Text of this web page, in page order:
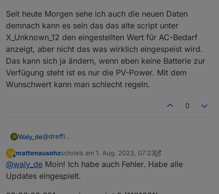
verschluckt sich dann die Logik, da mit alten
Einspeisesollwerten gerechnet wird.
Ich habe derzeit auch im alten Script (0.5.2)
ToHome_Power durch X_Unknown_12 ersetzt und es
regelt jetzt sauber.
X_Unknown_12 entspricht definitiv dem Wert, der in der
App am Schieberegler für den Leistungsbedarf am AC
Ausgang (Grundlast) eingestellt wird.
Seit heute Morgen sehe ich auch die neuen Daten
demnach kann es sein das das alte script unter
X_Unknown_12 den eingestellten Wert für AC-Bedarf
anzeigt, aber nicht das was wirklich eingespeist wird.
Das kann sich ja ändern, wenn eben keine Batterie zur
Verfügung steht ist es nur die PV-Power. Mit dem
Wunschwert kann man schlecht regeln.
0
W Waly_de@dreffi
grundlegend geändert. Ihr müsst auf das neue Script,
wenn Ihr brauchbare Daten haben wollt.
Ich habe in der Nacht die Version noch geädert. Sie
muss jetzt eigentlich einen anderen Fehler melden.
Achte auf die Version (0.6.5)
Seit heute Morgen sehe ich auch die neuen Daten
demnach kann es sein das das alte script unter
X_Unknown_12 den eingestellten Wert für AC-Bedarf
anzeigt, aber nicht das was wirklich eingespeist wird.
M
Offline
mattenausohzschrieb am 1. Aug. 2023, 07:23
zuletzt editiert von mattenausohz
@waly_de Moin! Ich habe auch Fehler. Habe alle
Updates eingespielt.